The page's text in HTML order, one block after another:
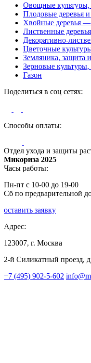
Овощные культуры,
Плодовые деревья
Хвойные деревья
Лиственные
Декоративно-
Цветочные
Земляника, защита
Зерновые культуры,
Газон
Поделиться в соц сетях:
Способы оплаты:
Отдел ухода и защиты
Микориза 2025
Часы работы:
Пн-пт с 10-00 до 19-00
Сб по предварительной
оставить заявку
Адрес:
123007, г. Москва
2-й Силикатный проезд,
+7 (495) 902-5-602